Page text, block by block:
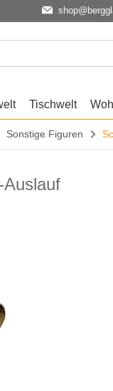
Tischwelt
Sonstige Figuren